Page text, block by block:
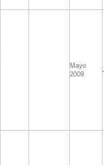
Mayo
2009